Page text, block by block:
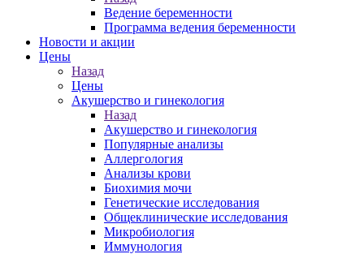
Ведение беременности
Программа ведения беременности
Новости и акции
Цены
Назад
Цены
Акушерство и гинекология
Назад
Акушерство и гинекология
Популярные анализы
Аллергология
Анализы крови
Биохимия мочи
Генетические исследования
Общеклинические исследования
Микробиология
Иммунология